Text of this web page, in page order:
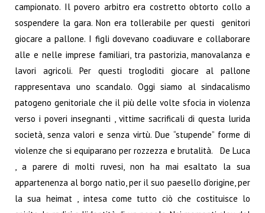
campionato. Il povero arbitro era costretto obtorto collo a
sospendere la gara. Non era tollerabile per questi genitori
giocare a pallone. I figli dovevano coadiuvare e collaborare
alle e nelle imprese familiari, tra pastorizia, manovalanza e
lavori agricoli. Per questi trogloditi giocare al pallone
rappresentava uno scandalo. Oggi siamo al sindacalismo
patogeno genitoriale che il più delle volte sfocia in violenza
verso i poveri insegnanti , vittime sacrificali di questa lurida
società, senza valori e senza virtù. Due “stupende” forme di
violenze che si equiparano per rozzezza e brutalità. De Luca
, a parere di molti ruvesi, non ha mai esaltato la sua
appartenenza al borgo natìo, per il suo paesello d’origine, per
la sua heimat , intesa come tutto ciò che costituisce lo